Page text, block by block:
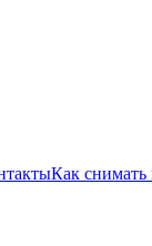
Как снимать